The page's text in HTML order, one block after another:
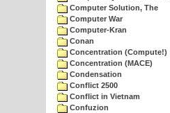
Computer Solution, The
Computer War
Computer-Kran
Conan
Concentration (Compute!)
Concentration (MACE)
Condensation
Conflict 2500
Conflict in Vietnam
Confuzion